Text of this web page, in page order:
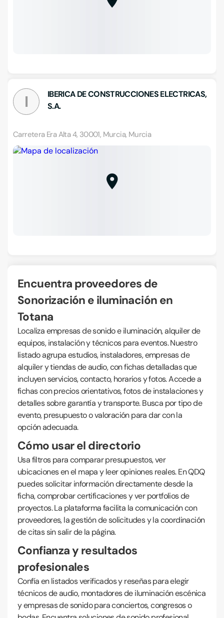
I
IBERICA DE CONSTRUCCIONES ELECTRICAS,
S.A.
Carretera Era Alta 4, 30001, Murcia, Murcia
Encuentra proveedores de
Sonorización e iluminación en
Totana
Localiza empresas de sonido e iluminación, alquiler de
equipos, instalación y técnicos para eventos. Nuestro
listado agrupa estudios, instaladores, empresas de
alquiler y tiendas de audio, con fichas detalladas que
incluyen servicios, contacto, horarios y fotos. Accede a
fichas con precios orientativos, fotos de instalaciones y
detalles sobre garantía y transporte. Busca por tipo de
evento, presupuesto o valoración para dar con la
opción adecuada.
Cómo usar el directorio
Usa filtros para comparar presupuestos, ver
ubicaciones en el mapa y leer opiniones reales. En QDQ
puedes solicitar información directamente desde la
ficha, comprobar certificaciones y ver portfolios de
proyectos. La plataforma facilita la comunicación con
proveedores, la gestión de solicitudes y la coordinación
de citas sin salir de la página.
Confianza y resultados
profesionales
Confía en listados verificados y reseñas para elegir
técnicos de audio, montadores de iluminación escénica
y empresas de sonido para conciertos, congresos o